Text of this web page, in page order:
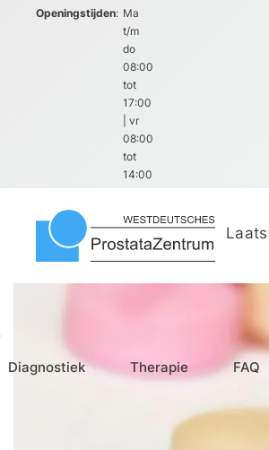
Openingstijden: Ma
t/m
do
08:00
tot
17:00
| vr
08:00
tot
14:00
Diagnostiek Therapie FAQ